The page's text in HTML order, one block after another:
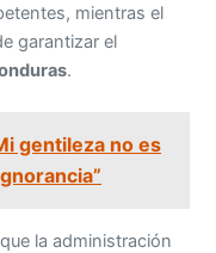
mientras el
garantizar el
.
gentileza no es
la administración